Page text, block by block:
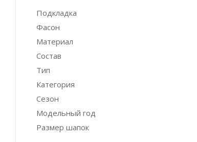
Подкладка
Фасон
Материал
Состав
Тип
Категория
Сезон
Модельный год
Размер шапок